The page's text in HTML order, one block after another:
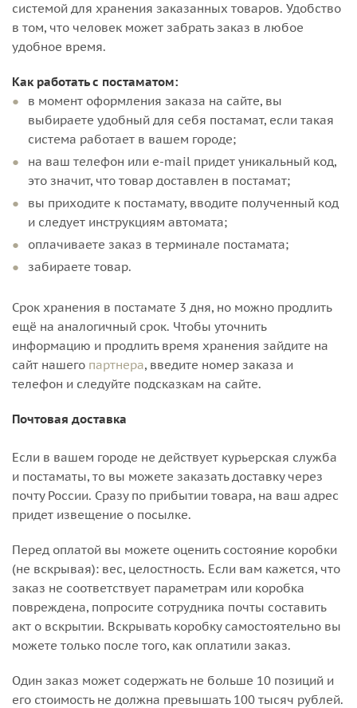
системой для хранения заказанных товаров. Удобство
в том, что человек может забрать заказ в любое
удобное время.
Как работать с постаматом:
в момент оформления заказа на сайте, вы
выбираете удобный для себя постамат, если такая
система работает в вашем городе;
на ваш телефон или e-mail придет уникальный код,
это значит, что товар доставлен в постамат;
вы приходите к постамату, вводите полученный код
и следует инструкциям автомата;
оплачиваете заказ в терминале постамата;
забираете товар.
Срок хранения в постамате 3 дня, но можно продлить
ещё на аналогичный срок. Чтобы уточнить
информацию и продлить время хранения зайдите на
сайт нашего партнера, введите номер заказа и
телефон и следуйте подсказкам на сайте.
Почтовая доставка
Если в вашем городе не действует курьерская служба
и постаматы, то вы можете заказать доставку через
почту России. Сразу по прибытии товара, на ваш адрес
придет извещение о посылке.
Перед оплатой вы можете оценить состояние коробки
(не вскрывая): вес, целостность. Если вам кажется, что
заказ не соответствует параметрам или коробка
повреждена, попросите сотрудника почты составить
акт о вскрытии. Вскрывать коробку самостоятельно вы
можете только после того, как оплатили заказ.
Один заказ может содержать не больше 10 позиций и
его стоимость не должна превышать 100 тысяч рублей.